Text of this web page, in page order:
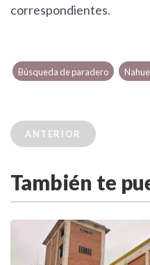
correspondientes.
Búsqueda de paradero
ANTERIOR
También te